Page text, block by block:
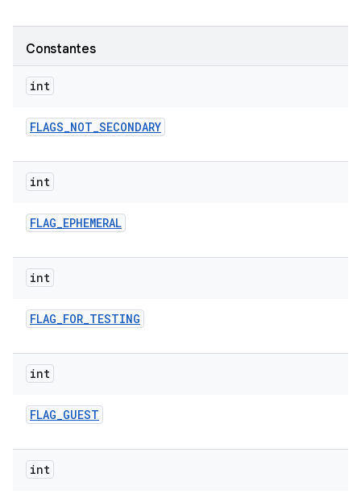
Constantes
int
FLAGS_NOT_SECONDARY
int
FLAG_EPHEMERAL
int
FLAG_FOR_TESTING
int
FLAG_GUEST
int